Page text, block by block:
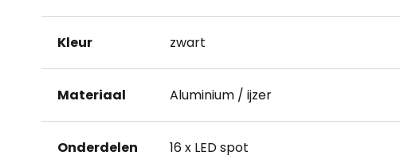
Kleur zwart
Materiaal Aluminium / ijzer
Onderdelen 16 x LED spot